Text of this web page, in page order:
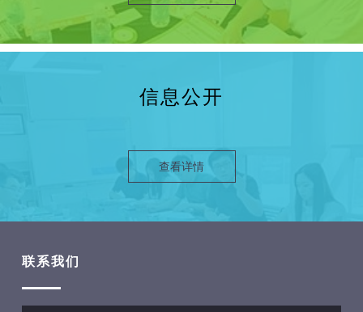
信息公开
查看详情
​联系我们